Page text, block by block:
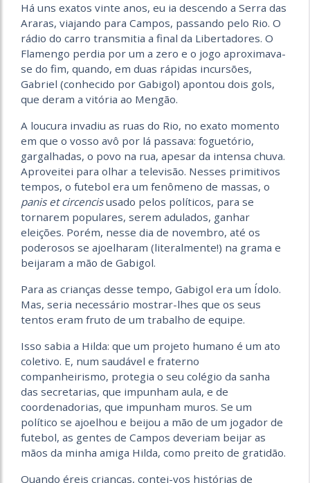
Há uns exatos vinte anos, eu ia descendo a Serra das
Araras, viajando para Campos, passando pelo Rio. O
rádio do carro transmitia a final da Libertadores. O
Flamengo perdia por um a zero e o jogo aproximava-
se do fim, quando, em duas rápidas incursões,
Gabriel (conhecido por Gabigol) apontou dois gols,
que deram a vitória ao Mengão.
A loucura invadiu as ruas do Rio, no exato momento
em que o vosso avô por lá passava: foguetório,
gargalhadas, o povo na rua, apesar da intensa chuva.
Aproveitei para olhar a televisão. Nesses primitivos
tempos, o futebol era um fenômeno de massas, o
panis et circencisusado pelos políticos, para se
tornarem populares, serem adulados, ganhar
eleições. Porém, nesse dia de novembro, até os
poderosos se ajoelharam (literalmente!) na grama e
beijaram a mão de Gabigol.
Para as crianças desse tempo, Gabigol era um Ídolo.
Mas, seria necessário mostrar-lhes que os seus
tentos eram fruto de um trabalho de equipe.
Isso sabia a Hilda: que um projeto humano é um ato
coletivo. E, num saudável e fraterno
companheirismo, protegia o seu colégio da sanha
das secretarias, que impunham aula, e de
coordenadorias, que impunham muros. Se um
político se ajoelhou e beijou a mão de um jogador de
futebol, as gentes de Campos deveriam beijar as
mãos da minha amiga Hilda, como preito de gratidão.
Quando éreis crianças, contei-vos histórias de